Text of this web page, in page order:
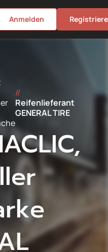
Anmelden
//
Reifenlieferant
GENERAL TIRE